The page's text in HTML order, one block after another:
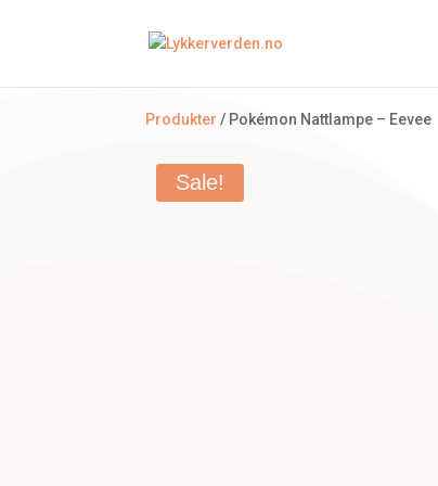
Produkter / Pokémon Nattlampe – Eevee
Sale!